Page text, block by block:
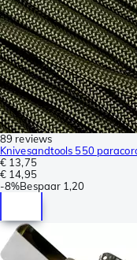
89 reviews
Knivesandtools 550
€ 13,75
€ 14,95
-8%Bespaar 1,20